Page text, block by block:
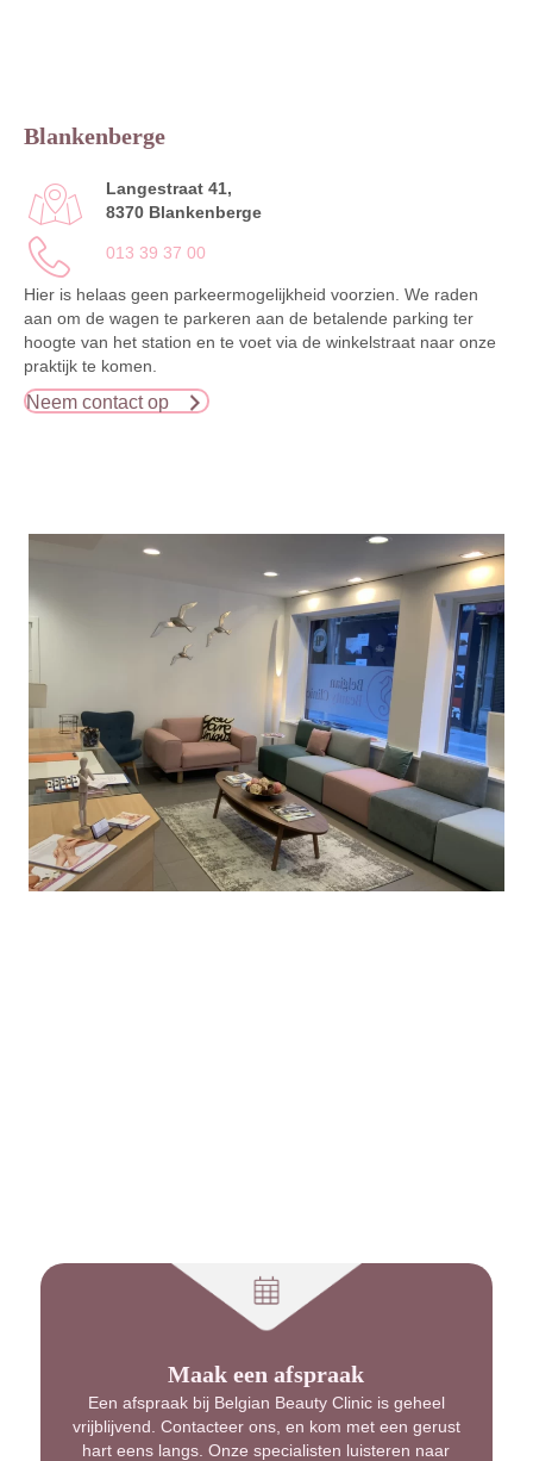
Blankenberge
Langestraat 41,
8370 Blankenberge
013 39 37 00
Hier is helaas geen parkeermogelijkheid voorzien. We raden
aan om de wagen te parkeren aan de betalende parking ter
hoogte van het station en te voet via de winkelstraat naar onze
praktijk te komen.
Neem contact op
Maak een afspraak
Een afspraak bij Belgian Beauty Clinic is geheel
vrijblijvend. Contacteer ons, en kom met een gerust
hart eens langs. Onze specialisten luisteren naar